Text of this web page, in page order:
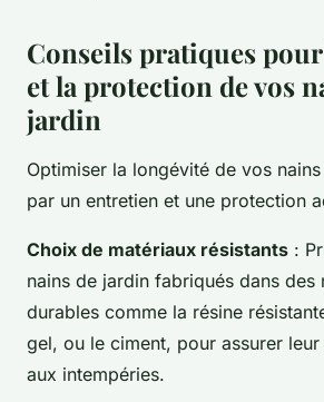
Conseils pratiques
et la protection de vos
jardin
Optimiser la longévité de vos
par un entretien et une protection
Choix de matériaux résistants :
nains de jardin fabriqués dans des
durables comme la résine
gel, ou le ciment, pour assurer
aux intempéries.